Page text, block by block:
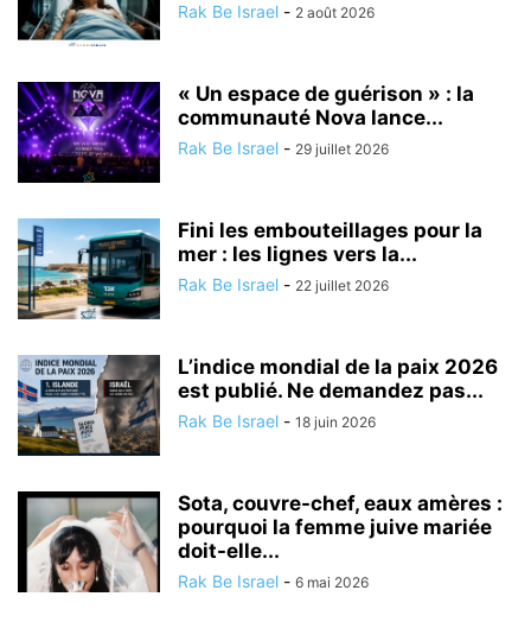
Rak Be Israel - 2 août 2026
« Un espace de guérison » : la
communauté Nova lance...
Rak Be Israel - 29 juillet 2026
Fini les embouteillages pour la
mer : les lignes vers la...
Rak Be Israel - 22 juillet 2026
L’indice mondial de la paix 2026
est publié. Ne demandez pas...
Rak Be Israel - 18 juin 2026
Sota, couvre-chef, eaux amères :
pourquoi la femme juive mariée
doit-elle...
Rak Be Israel - 6 mai 2026